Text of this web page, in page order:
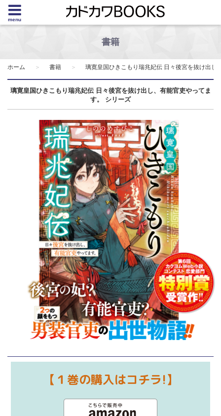
menu
書籍
ホーム 書籍 璃寛皇国ひきこもり瑞兆妃伝 日々後宮を抜け出し
璃寛皇国ひきこもり瑞兆妃伝 日々後宮を抜け出し、有能官吏やってま
す。 シリーズ
【１巻の購入はコチラ!】